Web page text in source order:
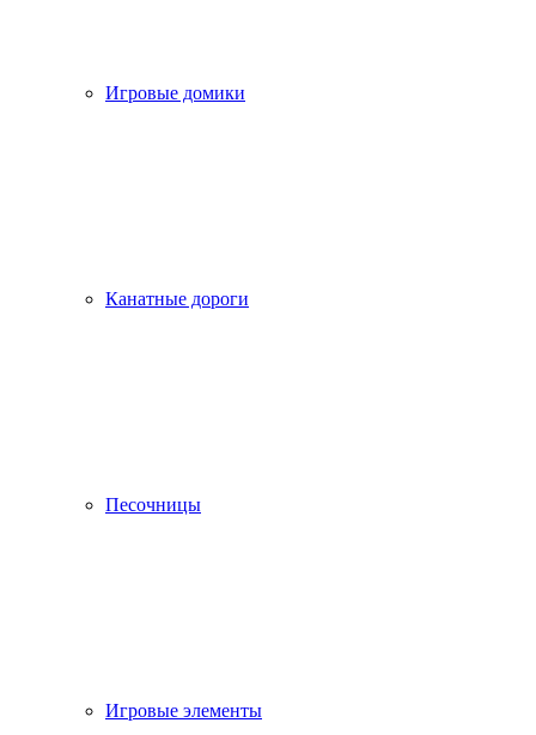
Игровые домики
Канатные дороги
Песочницы
Игровые элементы